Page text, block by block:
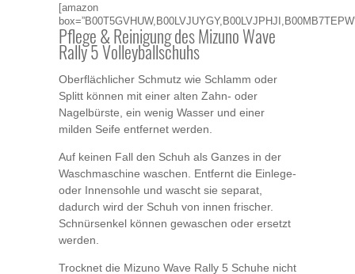
[amazon
Pflege & Reinigung des Mizuno Wave
Rally 5 Volleyballschuhs
Oberflächlicher Schmutz wie Schlamm oder
Splitt können mit einer alten Zahn- oder
Nagelbürste, ein wenig Wasser und einer
milden Seife entfernet werden.
Auf keinen Fall den Schuh als Ganzes in der
Waschmaschine waschen. Entfernt die Einlege-
oder Innensohle und wascht sie separat,
dadurch wird der Schuh von innen frischer.
Schnürsenkel können gewaschen oder ersetzt
werden.
Trocknet die Mizuno Wave Rally 5 Schuhe nicht